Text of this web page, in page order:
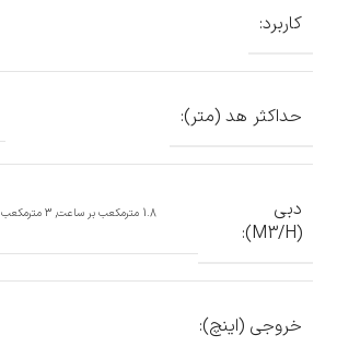
کاربرد:
حداکثر هد (متر):
دبی
(M3/H):
خروجی (اینچ):